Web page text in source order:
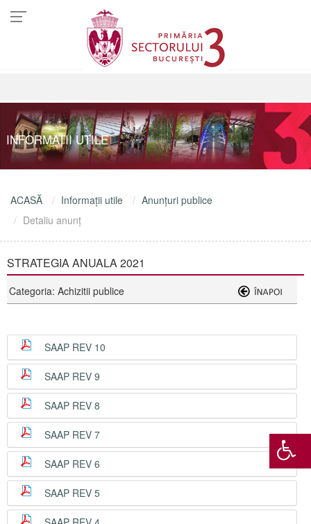
INFORMAŢII UTILE
ACASĂ Informaţii utile
Anunţuri publice
Detaliu anunţ
STRATEGIA ANUALA 2021
Categoria: Achizitii publice
SAAP REV 10
SAAP REV 9
SAAP REV 8
SAAP REV 7
SAAP REV 6
SAAP REV 5